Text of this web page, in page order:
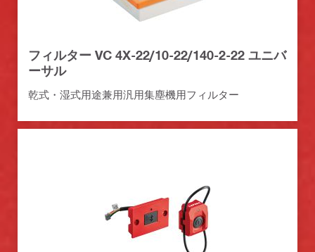
フィルター VC 4X-22/10-22/140-2-22 ユニバ
ーサル
乾式・湿式用途兼用汎用集塵機用フィルター